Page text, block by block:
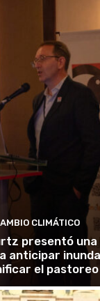
CLIMÁTICO
presentó
anticipar
el pastoreo